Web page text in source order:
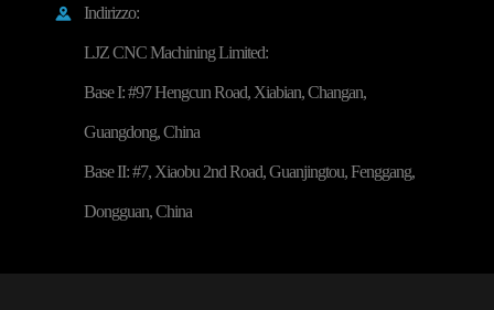

Indirizzo:
LJZ CNC Machining Limited:
Base I: #97 Hengcun Road, Xiabian, Changan,
Guangdong, China
Base II: #7, Xiaobu 2nd Road, Guanjingtou, Fenggang,
Dongguan, China